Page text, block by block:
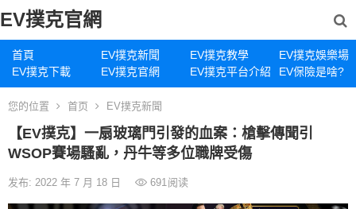
EV撲克官網
首頁 EV撲克新聞 EV撲克教學
EV撲克娛樂場
EV撲克下載
EV撲克官網 EV撲克平台介紹 EV保險是啥?
您的位置 首页 EV撲克新聞
【EV撲克】一扇玻璃門引發的血案：槍擊傳聞引
WSOP賽場騷亂，丹牛等多位職牌受傷
发布: 2022 年 7 月 18 日 691阅读